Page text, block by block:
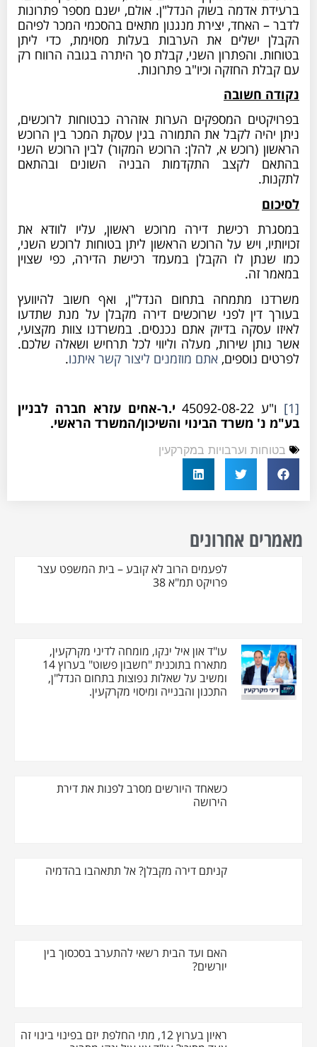
ברעידת אדמה בשוק הנדל"ן. אולם, ישנם מספר פתרונות
לדבר – האחד, יצירת מנגנון מתאים בהסכמי המכר לפיהם
הקבלן ישלים את הערבות בעלות מסוימת, כדי ליתן
בטוחות. והפתרון השני, קבלת סך היתרה בגובה הרווח רק
עם קבלת החזקה וכיו"ב פתרונות.
נקודה חשובה
בפרויקטים המספקים הערות אזהרה כבטוחות לרוכשים,
ניתן יהיה לקבל את התמורה בגין עסקת המכר בין הרוכש
הראשון (רוכש א, להלן: הרוכש המקור) לבין הרוכש השני
בהתאם לקצב התקדמות הבניה השונים ובהתאם
לתקנות.
לסיכום
במסגרת רכישת דירה מרוכש ראשון, עליו לוודא את
זכויותיו, ויש על הרוכש הראשון ליתן בטוחות לרוכש השני,
כמו שנתן לו הקבלן במעמד רכישת הדירה, כפי שצוין
במאמר זה.
משרדנו מתמחה בתחום הנדל"ן, ואף חשוב להיוועץ
בעורך דין לפני שרוכשים דירה מקבלן על מנת שתדעו
לאיזו עסקה בדיוק אתם נכנסים. במשרדנו צוות מקצועי,
אשר נותן שירות, מעלה וליווי לכל תרחיש ושאלה שלכם.
לפרטים נוספים, אתם מוזמנים ליצור קשר איתנו.
[1] ו"ע 45092-08-22
י.ר-אחים עזרא חברה לבניין
בע"מ נ' משרד הבינוי והשיכון/המשרד הראשי.
בטוחות וערבויות במקרקעין
מאמרים אחרונים
לפעמים הרוב לא קובע – בית המשפט עצר
פרויקט תמ"א 38
עו"ד און איל ינקו, מומחה לדיני מקרקעין,
מתארח בתוכנית "חשבון פשוט" בערוץ 14
ומשיב על שאלות נפוצות בתחום הנדל"ן,
התכנון והבנייה ומיסוי מקרקעין.
כשאחד היורשים מסרב לפנות את דירת
הירושה
קניתם דירה מקבלן? אל תתאהבו בהדמיה
האם ועד הבית רשאי להתערב בסכסוך בין
יורשים?
ראיון בערוץ 12, מתי החלפת יזם בפינוי בינוי זה